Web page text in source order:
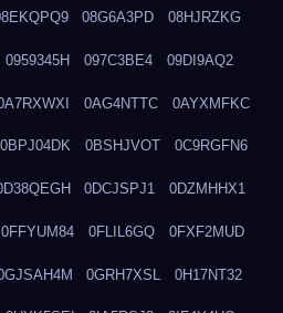
08G6A3PD 08HJRZKG
0959345H 097C3BE4 09DI9AQ2
0AG4NTTC 0AYXMFKC
0BPJ04DK 0BSHJVOT 0C9RGFN6
0DCJSPJ1 0DZMHHX1
0FFYUM84 0FLIL6GQ 0FXF2MUD
0GRH7XSL 0H17NT32